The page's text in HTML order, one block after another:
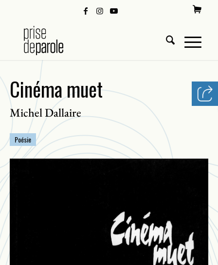
Cinéma muet
Michel Dallaire
Poésie